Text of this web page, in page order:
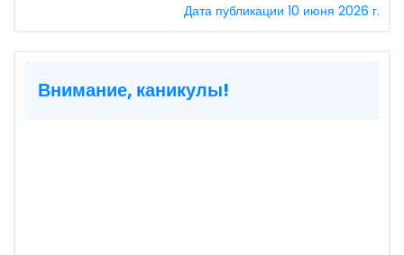
Дата публикации 10 июня 2026 г.
Внимание, каникулы!